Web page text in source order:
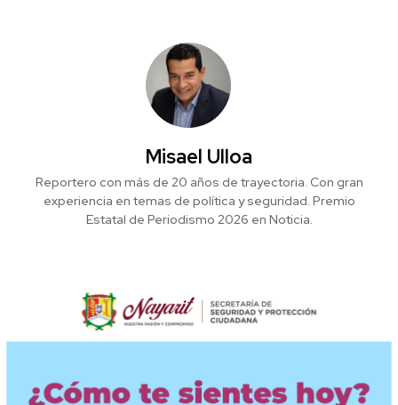
Misael Ulloa
Reportero con más de 20 años de trayectoria. Con gran
experiencia en temas de política y seguridad. Premio
Estatal de Periodismo 2026 en Noticia.